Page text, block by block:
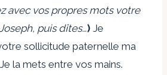
avec vos propres mots votre
puis dîtes…) Je
sollicitude paternelle ma
la mets entre vos mains.